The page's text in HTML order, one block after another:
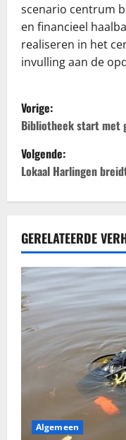
scenario centrum
en financieel
realiseren in het
invulling aan de
B
e
r
h
t
n
a
i
Vorige:
Bibliotheek start met
Volgende:
Lokaal Harlingen
GERELATEERDE
Algemeen